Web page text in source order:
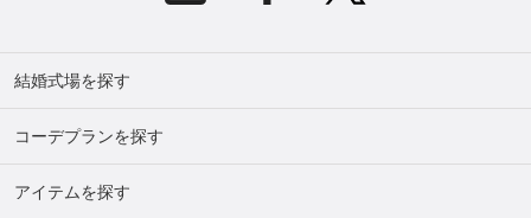
結婚式場を探す
コーデプランを探す
アイテムを探す